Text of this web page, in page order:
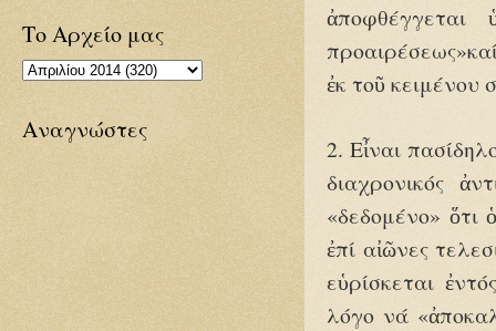
ἐκ τοῦ κειμένου
2. Εἶναι
διαχρονικός
«δεδομένο» ὅτι
ἐπί αἰῶνες
εὑρίσκεται
λόγο νά
Το Αρχείο μας
Αναγνώστες